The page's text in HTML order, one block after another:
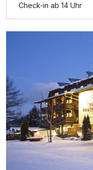
Doppelzimmer zur
1 Erwachsenen
Check-in ab 14 Uhr